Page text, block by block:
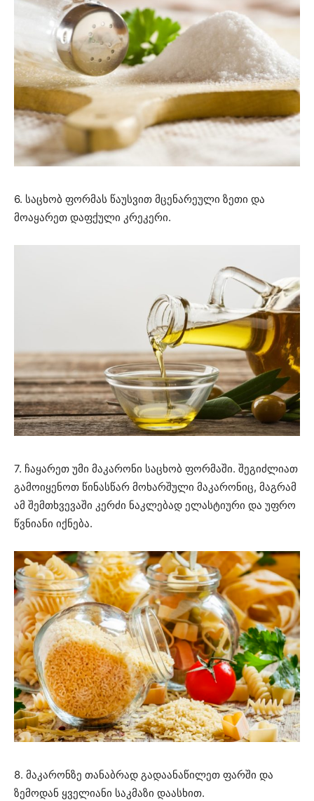
6. საცხობ ფორმას წაუსვით მცენარეული ზეთი და
მოაყარეთ დაფქული კრეკერი.
7. ჩაყარეთ უმი მაკარონი საცხობ ფორმაში. შეგიძლიათ
გამოიყენოთ წინასწარ მოხარშული მაკარონიც, მაგრამ
ამ შემთხვევაში კერძი ნაკლებად ელასტიური და უფრო
წვნიანი იქნება.
8. მაკარონზე თანაბრად გადაანაწილეთ ფარში და
ზემოდან ყველიანი საკმაზი დაასხით.